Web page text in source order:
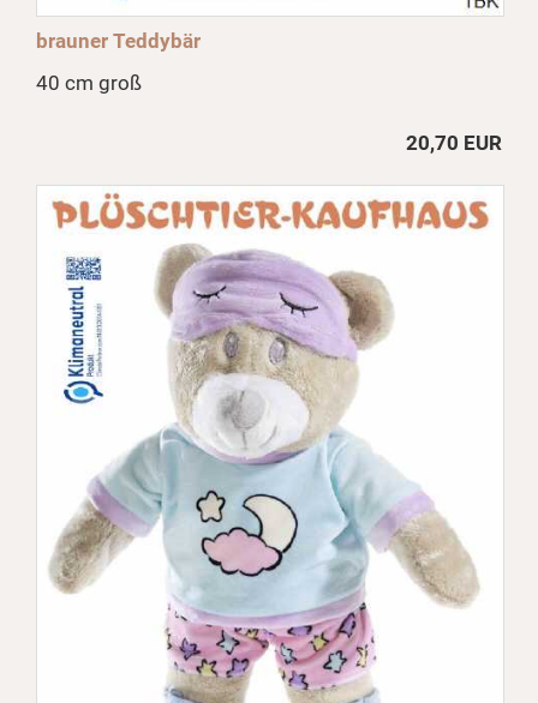
brauner Teddybär
40 cm groß
20,70 EUR